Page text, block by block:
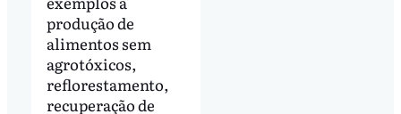
produção de
alimentos sem
agrotóxicos,
reflorestamento,
recuperação de